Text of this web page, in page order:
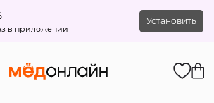
в приложении
Установить